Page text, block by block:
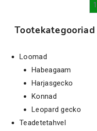
1
Tootekategooriad
Loomad
Habeagaam
Harjasgecko
Konnad
Leopard gecko
Teadetetahvel